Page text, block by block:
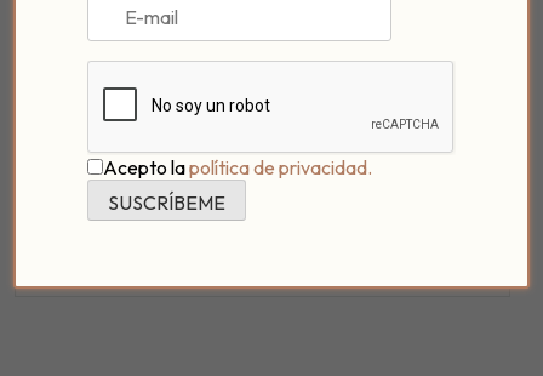
sólo venir un fin de semana, sino muchos más, querrás
perderte por sus calles y rincones siempre que
puedas.
España! (-;
Fuentes:AnaGómez,andaluciadeviaje
Acepto lapolítica de privacidad.